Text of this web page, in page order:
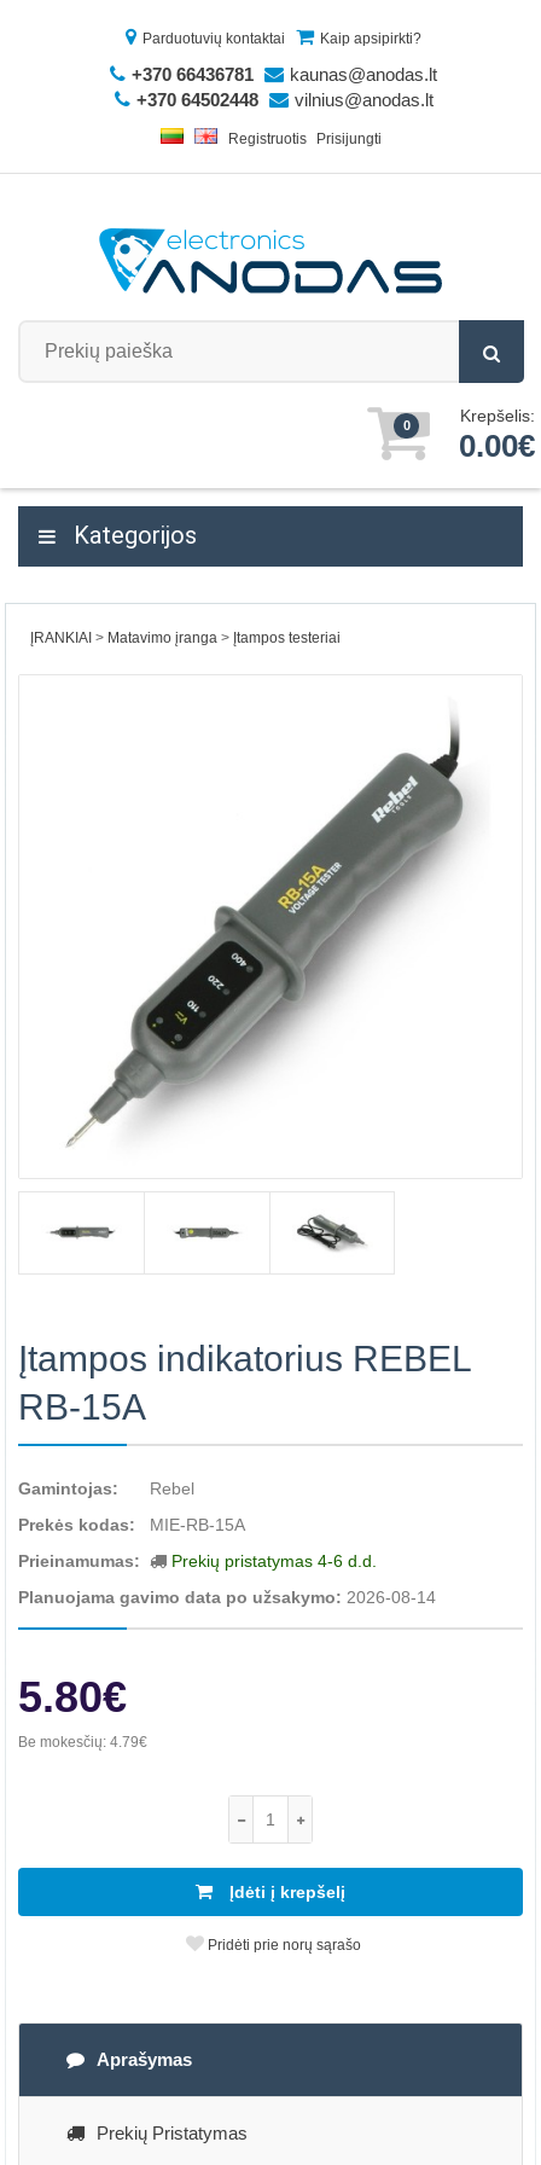
Parduotuvių kontaktai Kaip apsipirkti?
+370 66436781
kaunas@anodas.lt
+370 64502448
vilnius@anodas.lt
Registruotis Prisijungti
0 Krepšelis:
0.00€
Kategorijos
ĮRANKIAI Matavimo įranga Įtampos testeriai
Įtampos indikatorius REBEL
RB-15A
Gamintojas:
Rebel
Prekės kodas:
MIE-RB-15A
Prieinamumas:
Prekių pristatymas 4-6 d.d.
Planuojama gavimo data po užsakymo: 2026-08-14
5.80€
Be mokesčių: 4.79€
Įdėti į krepšelį
Pridėti prie norų sąrašo
Aprašymas
Prekių Pristatymas